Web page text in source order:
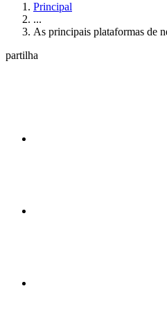
Principal
...
As principais plataformas de
partilha